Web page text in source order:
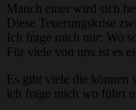
Manch einer wird sich
Diese Teuerungskrise
Ich frage mich nur: Wo
Für viele von uns ist es
Es gibt viele die können
ich frage mich wo führt